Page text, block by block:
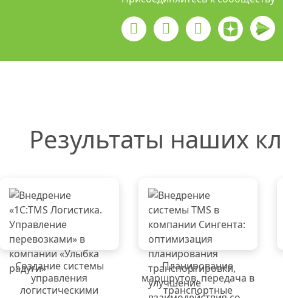
Результаты наших
Создание системы
управления
логистическими
Планирование
маршрутов, передача в
транспортные